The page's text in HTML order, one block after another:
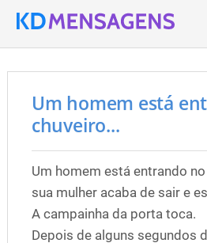
Um homem está
chuveiro...
Um homem está entrando
sua mulher acaba de sair e
A campainha da porta toca.
Depois de alguns segundos